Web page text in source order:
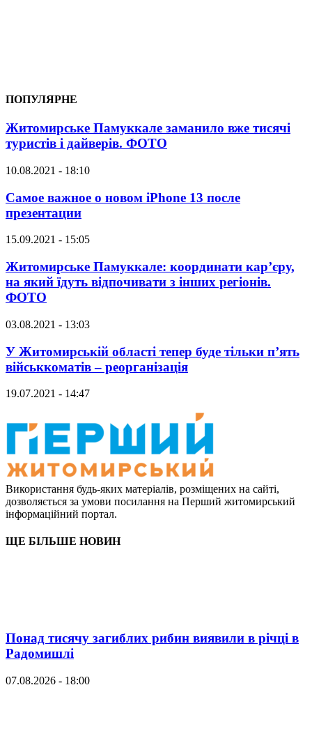
ПОПУЛЯРНЕ
Житомирське Памуккале заманило вже тисячі
туристів і дайверів. ФОТО
10.08.2021 - 18:10
Самое важное о новом iPhone 13 после
презентации
15.09.2021 - 15:05
Житомирське Памуккале: координати кар’єру,
на який їдуть відпочивати з інших регіонів.
ФОТО
03.08.2021 - 13:03
У Житомирській області тепер буде тільки п’ять
військкоматів – реорганізація
19.07.2021 - 14:47
Використання будь-яких матеріалів, розміщених на сайті,
дозволяється за умови посилання на Перший житомирський
інформаційний портал.
ЩЕ БІЛЬШЕ НОВИН
Понад тисячу загиблих рибин виявили в річці в
Радомишлі
07.08.2026 - 18:00